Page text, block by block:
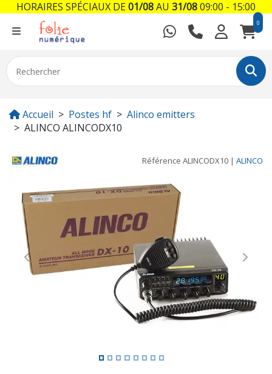
0
Accueil Postes hf
Alinco emitters
ALINCO ALINCODX10
Référence ALINCODX10 | ALINCO
Previous Next
HORAIRES SPÉCIAUX DE01/08AU 31/0809:00 - 15:00